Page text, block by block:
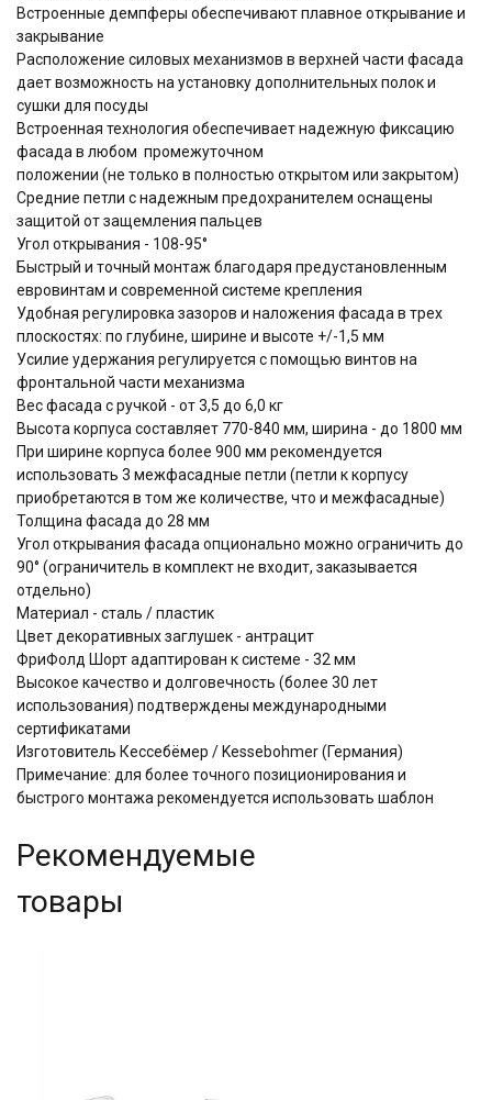
Встроенные демпферы обеспечивают плавное открывание и
закрывание
Расположение силовых механизмов в верхней части фасада
дает возможность на установку дополнительных полок и
сушки для посуды
Встроенная технология обеспечивает надежную фиксацию
фасада в любом промежуточном
положении (не только в полностью открытом или закрытом)
Средние петли с надежным предохранителем оснащены
защитой от защемления пальцев
Угол открывания - 108-95°
Быстрый и точный монтаж благодаря предустановленным
евровинтам и современной системе крепления
Удобная регулировка зазоров и наложения фасада в трех
плоскостях: по глубине, ширине и высоте +/-1,5 мм
Усилие удержания регулируется с помощью винтов на
фронтальной части механизма
Вес фасада с ручкой - от 3,5 до 6,0 кг
Высота корпуса составляет 770-840 мм, ширина - до 1800 мм
При ширине корпуса более 900 мм рекомендуется
использовать 3 межфасадные петли (петли к корпусу
приобретаются в том же количестве, что и межфасадные)
Толщина фасада до 28 мм
Угол открывания фасада опционально можно ограничить до
90° (ограничитель в комплект не входит, заказывается
отдельно)
Материал - сталь / пластик
Цвет декоративных заглушек - антрацит
ФриФолд Шорт адаптирован к системе - 32 мм
Высокое качество и долговечность (более 30 лет
использования) подтверждены международными
сертификатами
Изготовитель Кессебёмер / Kessebohmer (Германия)
Примечание: для более точного позиционирования и
быстрого монтажа рекомендуется использовать шаблон
Рекомендуемые
товары